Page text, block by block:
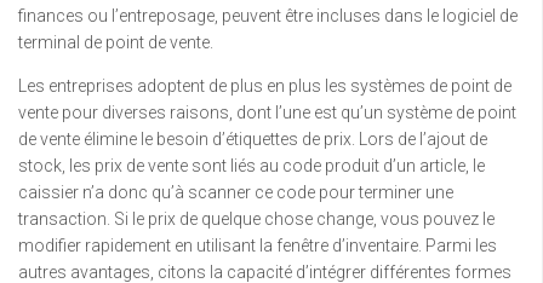
finances ou l’entreposage, peuvent être incluses dans le logiciel de
terminal de point de vente.
Les entreprises adoptent de plus en plus les systèmes de point de
vente pour diverses raisons, dont l’une est qu’un système de point
de vente élimine le besoin d’étiquettes de prix. Lors de l’ajout de
stock, les prix de vente sont liés au code produit d’un article, le
caissier n’a donc qu’à scanner ce code pour terminer une
transaction. Si le prix de quelque chose change, vous pouvez le
modifier rapidement en utilisant la fenêtre d’inventaire. Parmi les
autres avantages, citons la capacité d’intégrer différentes formes